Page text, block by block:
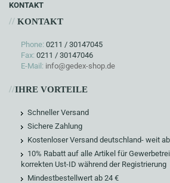
KONTAKT
// KONTAKT
Phone: 0211 / 30147045
Fax: 0211 / 30147046
E-Mail: info@gedex-shop.de
//IHRE VORTEILE
Schneller Versand
Sichere Zahlung
Kostenloser Versand deutschland- weit
10% Rabatt auf alle Artikel für
korrekten Ust-ID während der Registrierung
Mindestbestellwert ab 24 €